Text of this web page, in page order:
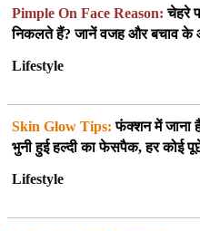
Pimple On Face Reason: चेहरे
निकलते हैं? जानें वजह और बचाव के
Lifestyle
Skin Glow Tips: फंक्शन में जाना
भुनी हुई हल्दी का फेसपैक, हर कोई
Lifestyle